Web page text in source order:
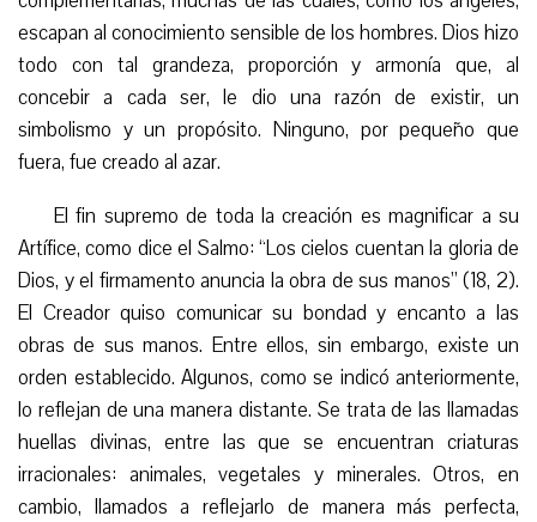
escapan al conocimiento sensible de los hombres. Dios hizo
todo con tal grandeza, proporción y armonía que, al
concebir a cada ser, le dio una razón de existir, un
simbolismo y un propósito. Ninguno, por pequeño que
fuera, fue creado al azar.
El fin supremo de toda la creación es magnificar a su
Artífice, como dice el Salmo: “Los cielos cuentan la gloria de
Dios, y el firmamento anuncia la obra de sus manos” (18, 2).
El Creador quiso comunicar su bondad y encanto a las
obras de sus manos. Entre ellos, sin embargo, existe un
orden establecido. Algunos, como se indicó anteriormente,
lo reflejan de una manera distante. Se trata de las llamadas
huellas divinas, entre las que se encuentran criaturas
irracionales: animales, vegetales y minerales. Otros, en
cambio, llamados a reflejarlo de manera más perfecta,